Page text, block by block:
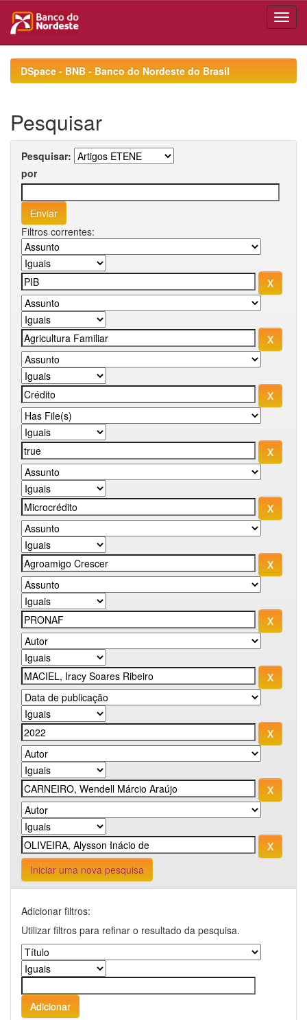
navigationDSpace - BNB - Banco do Nordeste do Brasil
Pesquisar
Pesquisar:
por
Filtros correntes:
Iniciar uma nova pesquisa
Adicionar filtros:
Utilizar filtros para refinar o resultado da pesquisa.